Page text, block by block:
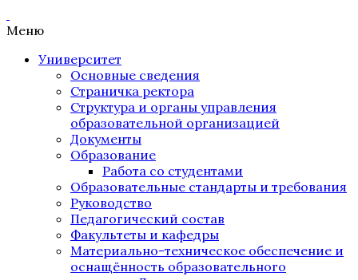
Меню
Университет
Основные сведения
Страничка ректора
Структура и органы управления
образовательной организацией
Документы
Образование
Работа со студентами
Образовательные стандарты и требования
Руководство
Педагогический состав
Факультеты и кафедры
Материально-техническое обеспечение и
оснащённость образовательного